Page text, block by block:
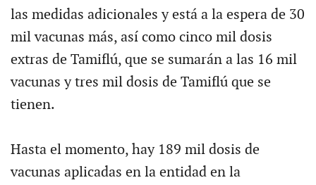
las medidas adicionales y está a la espera de 30
mil vacunas más, así como cinco mil dosis
extras de Tamiflú, que se sumarán a las 16 mil
vacunas y tres mil dosis de Tamiflú que se
tienen.
Hasta el momento, hay 189 mil dosis de
vacunas aplicadas en la entidad en la